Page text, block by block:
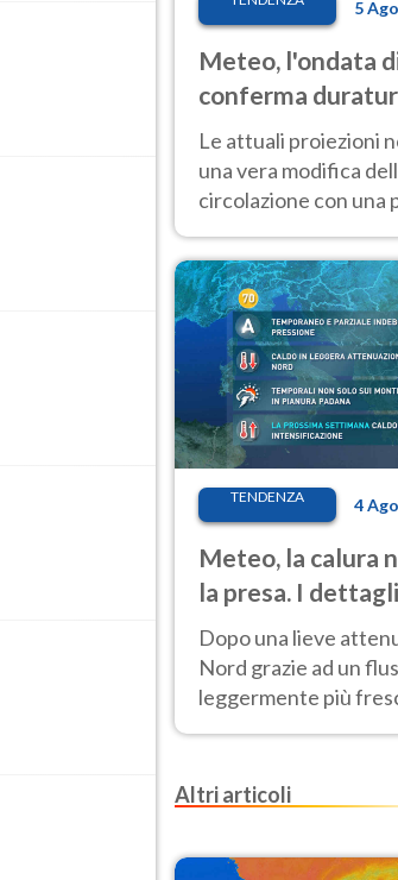
5
Meteo, l'ondata
conferma
Le attuali proiezioni
una vera modifica
circolazione con una
giorni, compresa la
Ferragosto
TENDENZA 4
Meteo, la calura
la presa. I dettagli
Dopo una lieve
Nord grazie ad un
leggermente più
nuovo rinforzo
Altri articoli